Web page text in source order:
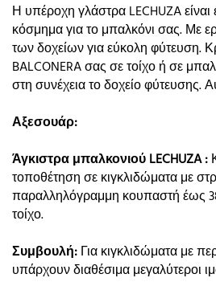
Η υπέροχη γλάστρα LECHUZA
κόσμημα για το μπαλκόνι σας. Με
των δοχείων για εύκολη φύτευση.
BALCONERA σας σε τοίχο ή σε
στη συνέχεια το δοχείο φύτευσης.
Αξεσουάρ:
Άγκιστρα μπαλκονιού LECHUZA :
τοποθέτηση σε κιγκλιδώματα με
παραλληλόγραμμη κουπαστή έως
τοίχο.
Συμβουλή:Για κιγκλιδώματα με
υπάρχουν διαθέσιμα μεγαλύτεροι